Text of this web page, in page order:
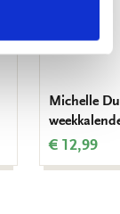
Michelle
€ 12,99